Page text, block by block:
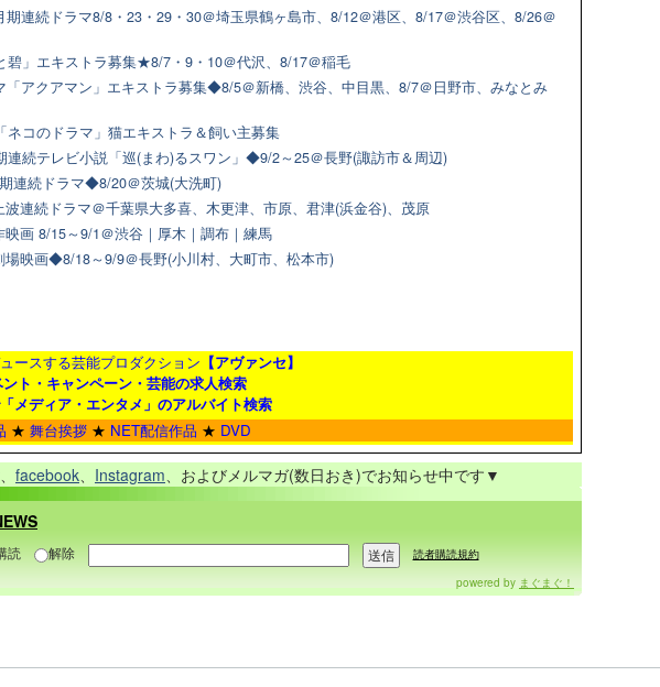
期連続ドラマ8/8・23・29・30＠埼玉県鶴ヶ島市、8/12＠港区、8/17＠渋谷区、8/26＠
碧」エキストラ募集★8/7・9・10＠代沢、8/17＠稲毛
「アクアマン」エキストラ募集◆8/5＠新橋、渋谷、中目黒、8/7＠日野市、みなとみ
コのドラマ」猫エキストラ＆飼い主募集
連続テレビ小説「巡(まわ)るスワン」◆9/2～25＠長野(諏訪市＆周辺)
連続ドラマ◆8/20＠茨城(大洗町)
波連続ドラマ＠千葉県大多喜、木更津、市原、君津(浜金谷)、茂原
映画 8/15～9/1＠渋谷｜厚木｜調布｜練馬
場映画◆8/18～9/9＠長野(小川村、大町市、松本市)
ースする芸能プロダクション 【アヴァンセ】
ト・キャンペーン・芸能の求人検索
メディア・エンタメ」のアルバイト検索
★ 舞台挨拶 ★ NET配信作品 ★ DVD
、 facebook、 Instagram、およびメルマガ(数日おき)でお知らせ中です▼
読 解除
読者購読規約
powered by まぐまぐ！